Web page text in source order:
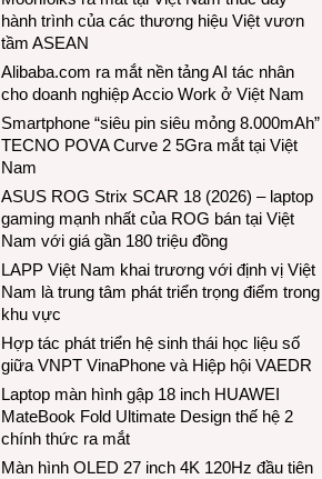
hành trình của các thương hiệu Việt vươn
tầm ASEAN
Alibaba.com ra mắt nền tảng AI tác nhân
cho doanh nghiệp Accio Work ở Việt Nam
Smartphone “siêu pin siêu mỏng 8.000mAh”
TECNO POVA Curve 2 5Gra mắt tại Việt
Nam
ASUS ROG Strix SCAR 18 (2026) – laptop
gaming mạnh nhất của ROG bán tại Việt
Nam với giá gần 180 triệu đồng
LAPP Việt Nam khai trương với định vị Việt
Nam là trung tâm phát triển trọng điểm trong
khu vực
Hợp tác phát triển hệ sinh thái học liệu số
giữa VNPT VinaPhone và Hiệp hội VAEDR
Laptop màn hình gập 18 inch HUAWEI
MateBook Fold Ultimate Design thế hệ 2
chính thức ra mắt
Màn hình OLED 27 inch 4K 120Hz đầu tiên